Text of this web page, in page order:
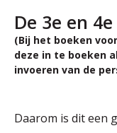
De 3e en
(Bij het boeken
deze in te boeken
invoeren van de
Daarom is dit een